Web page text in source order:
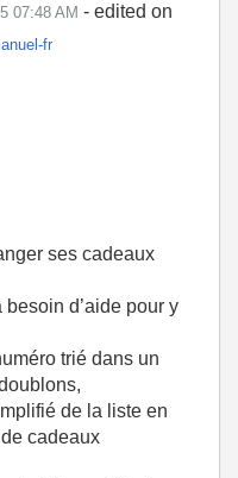
07:48 AM - edited on
fr
ses cadeaux
d’aide pour y
trié dans un
de la liste en
cadeaux